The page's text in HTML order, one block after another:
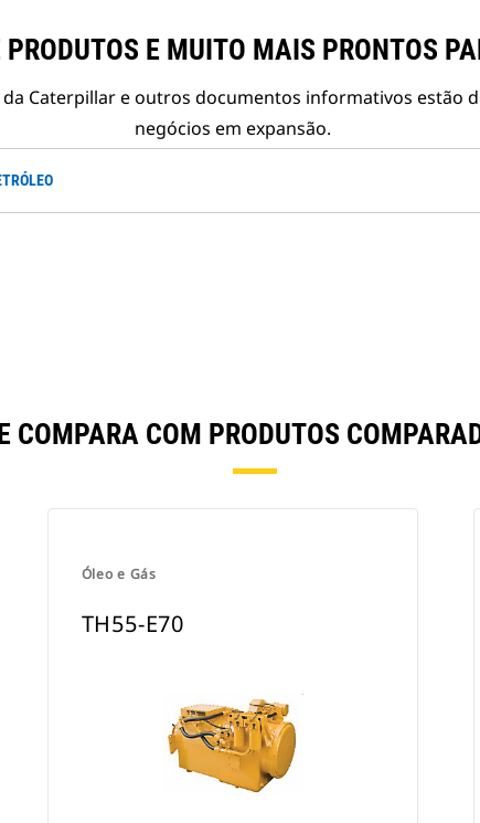
PRODUTOS E MUITO MAIS PRONTOS
Caterpillar e outros documentos informativos estão
negócios em expansão.
COM PRODUTOS
Óleo e Gás
TH55-E70